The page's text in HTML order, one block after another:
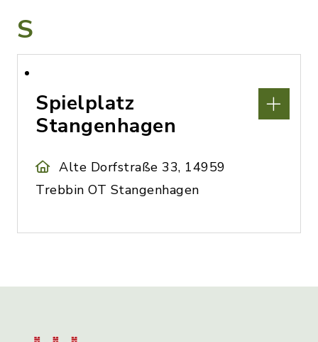
S
Spielplatz
Stangenhagen
Alte Dorfstraße 33, 14959
Trebbin OT Stangenhagen